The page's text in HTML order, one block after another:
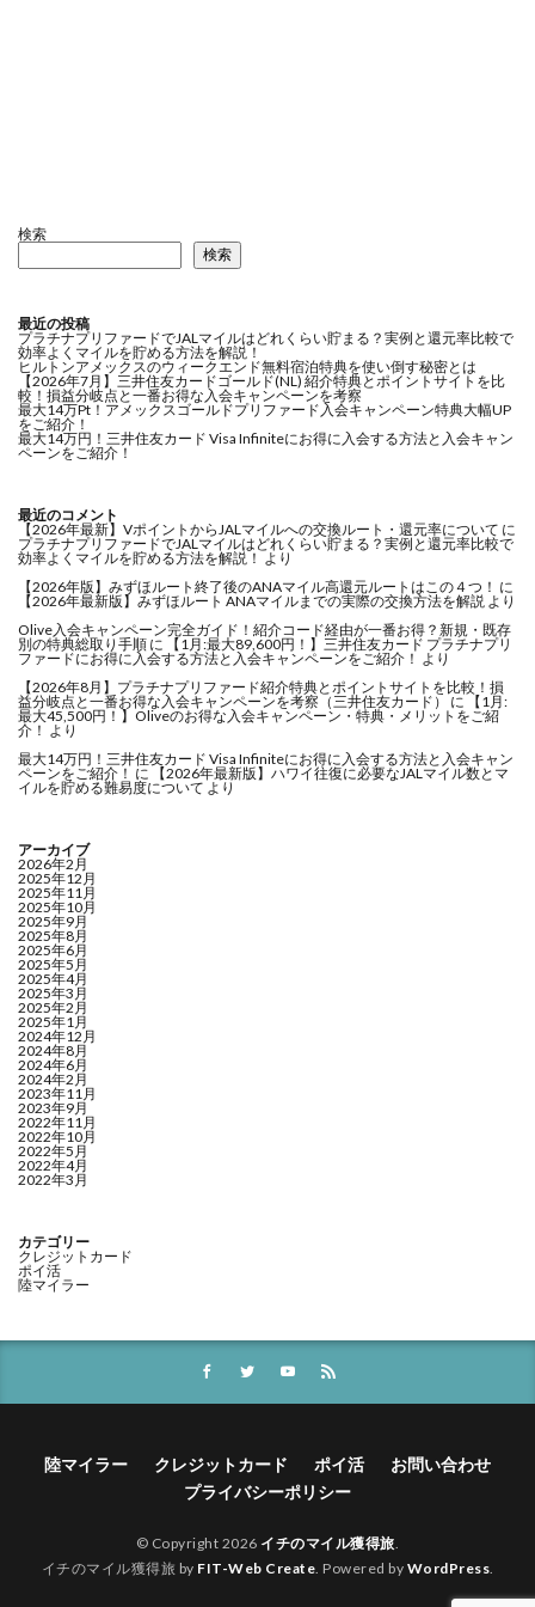
検索
検索
最近の投稿
プラチナプリファードでJALマイルはどれくらい貯まる？実例と還元率比較で
効率よくマイルを貯める方法を解説！
ヒルトンアメックスのウィークエンド無料宿泊特典を使い倒す秘密とは
【2026年7月】三井住友カードゴールド(NL) 紹介特典とポイントサイトを比
較！損益分岐点と一番お得な入会キャンペーンを考察
最大14万Pt！アメックスゴールドプリファード入会キャンペーン特典大幅UP
をご紹介！
最大14万円！三井住友カード Visa Infiniteにお得に入会する方法と入会キャン
ペーンをご紹介！
最近のコメント
【2026年最新】VポイントからJALマイルへの交換ルート・還元率について に
プラチナプリファードでJALマイルはどれくらい貯まる？実例と還元率比較で
効率よくマイルを貯める方法を解説！ より
【2026年版】みずほルート終了後のANAマイル高還元ルートはこの４つ！ に
【2026年最新版】みずほルート ANAマイルまでの実際の交換方法を解説 より
Olive入会キャンペーン完全ガイド！紹介コード経由が一番お得？新規・既存
別の特典総取り手順 に
【1月:最大89,600円！】三井住友カード プラチナプリ
ファードにお得に入会する方法と入会キャンペーンをご紹介！ より
【2026年8月】プラチナプリファード紹介特典とポイントサイトを比較！損
益分岐点と一番お得な入会キャンペーンを考察（三井住友カード）
に
【1月:
最大45,500円！】Oliveのお得な入会キャンペーン・特典・メリットをご紹
介！ より
最大14万円！三井住友カード Visa Infiniteにお得に入会する方法と入会キャン
ペーンをご紹介！ に
【2026年最新版】ハワイ往復に必要なJALマイル数とマ
イルを貯める難易度について より
アーカイブ
2026年2月
2025年12月
2025年11月
2025年10月
2025年9月
2025年8月
2025年6月
2025年5月
2025年4月
2025年3月
2025年2月
2025年1月
2024年12月
2024年8月
2024年6月
2024年2月
2023年11月
2023年9月
2022年11月
2022年10月
2022年5月
2022年4月
2022年3月
カテゴリー
クレジットカード
ポイ活
陸マイラー
陸マイラー クレジットカード ポイ活
お問い合わせ
プライバシーポリシー
© Copyright 2026 イチのマイル獲得旅.
イチのマイル獲得旅 by FIT-Web Create. Powered by WordPress.